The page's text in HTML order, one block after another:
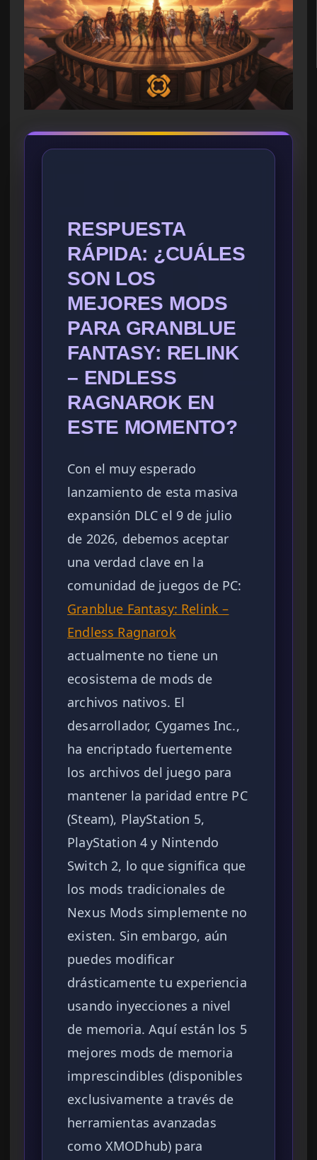
RESPUESTA
RÁPIDA: ¿CUÁLES
SON LOS
MEJORES MODS
PARA GRANBLUE
FANTASY: RELINK
– ENDLESS
RAGNAROK EN
ESTE MOMENTO?
Con el muy esperado
lanzamiento de esta masiva
expansión DLC el 9 de julio
de 2026, debemos aceptar
una verdad clave en la
comunidad de juegos de PC:
Granblue Fantasy: Relink –
Endless Ragnarok
actualmente no tiene un
ecosistema de mods de
archivos nativos. El
desarrollador, Cygames Inc.,
ha encriptado fuertemente
los archivos del juego para
mantener la paridad entre PC
(Steam), PlayStation 5,
PlayStation 4 y Nintendo
Switch 2, lo que significa que
los mods tradicionales de
Nexus Mods simplemente no
existen. Sin embargo, aún
puedes modificar
drásticamente tu experiencia
usando inyecciones a nivel
de memoria. Aquí están los 5
mejores mods de memoria
imprescindibles (disponibles
exclusivamente a través de
herramientas avanzadas
como XMODhub) para